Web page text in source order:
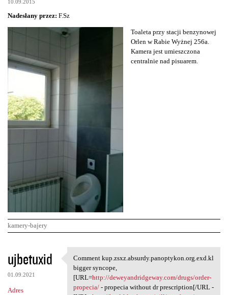
10.09.2015
Nadesłany przez: F.Sz
Toaleta przy stacji benzynowej
Orlen w Rabie Wyżnej 256a.
Kamera jest umieszczona
centralnie nad pisuarem.
kamery-bajery
K
o
m
ujbetuxid
01.09.2021
Adres
Comment kup.zsxz.absurdy
Comment kup.zsxz.absurdy.panoptykon.org.exd.kl
bigger syncope,
[URL=http://deweyandridgeway.com/drugs/order-
propecia/- propecia without dr prescription[/URL -